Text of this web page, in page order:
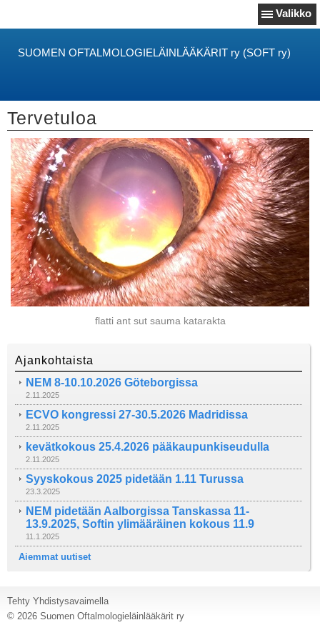
Valikko
SUOMEN OFTALMOLOGIELÄINLÄÄKÄRIT ry (SOFT ry)
Tervetuloa
flatti ant sut sauma katarakta
Ajankohtaista
NEM 8-10.10.2026 Göteborgissa
2.11.2025
ECVO kongressi 27-30.5.2026 Madridissa
2.11.2025
kevätkokous 25.4.2026 pääkaupunkiseudulla
2.11.2025
Syyskokous 2025 pidetään 1.11 Turussa
23.3.2025
NEM pidetään Aalborgissa Tanskassa 11-
13.9.2025, Softin ylimääräinen kokous 11.9
11.1.2025
Aiemmat uutiset
Tehty Yhdistysavaimella
© 2026 Suomen Oftalmologieläinlääkärit ry